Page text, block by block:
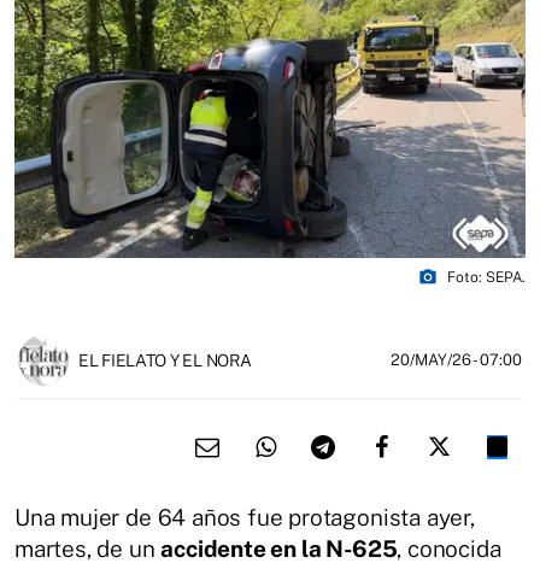
photo_camera Foto: SEPA.
EL FIELATO Y EL NORA 20/MAY/26- 07:00
Una mujer de 64 años fue protagonista ayer,
martes, de unaccidente en la N-625, conocida